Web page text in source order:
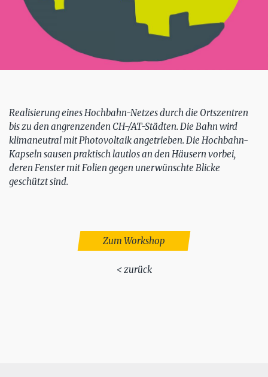
Realisierung eines Hochbahn-Netzes durch die Ortszentren
bis zu den angrenzenden CH-/AT-Städten. Die Bahn wird
klimaneutral mit Photovoltaik angetrieben. Die Hochbahn-
Kapseln sausen praktisch lautlos an den Häusern vorbei,
deren Fenster mit Folien gegen unerwünschte Blicke
geschützt sind.
Zum Workshop
< zurück